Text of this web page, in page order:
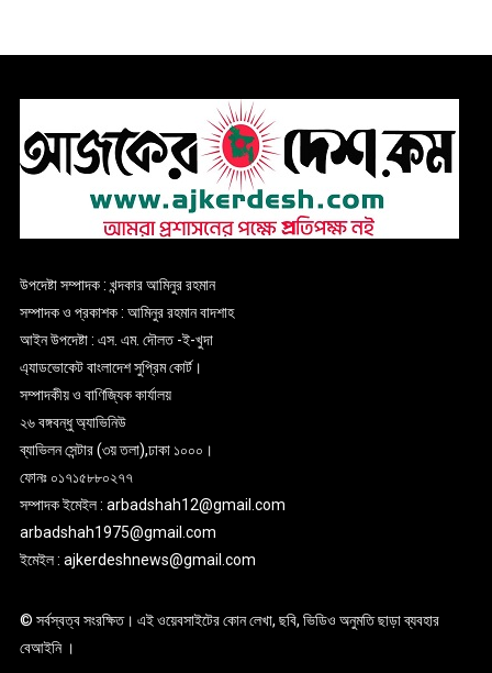
উপদেষ্টা সম্পাদক : খন্দকার আমিনুর রহমান
সম্পাদক ও প্রকাশক : আমিনুর রহমান বাদশাহ
আইন উপদেষ্টা : এস. এম. দৌলত -ই-খুদা
এ্যাডভোকেট বাংলাদেশ সুপ্রিম কোর্ট।
সম্পাদকীয় ও বাণিজ্যিক কার্যালয়
২৬ বঙ্গবন্ধু অ্যাভিনিউ
ব্যাভিলন সেন্টার (৩য় তলা),ঢাকা ১০০০।
ফোনঃ ০১৭১৫৮৮০২৭৭
সম্পাদক ইমেইল : arbadshah12@gmail.com
arbadshah1975@gmail.com
ইমেইল : ajkerdeshnews@gmail.com
© সর্বস্বত্ব সংরক্ষিত। এই ওয়েবসাইটের কোন লেখা, ছবি, ভিডিও অনুমতি ছাড়া ব্যবহার
বেআইনি ।